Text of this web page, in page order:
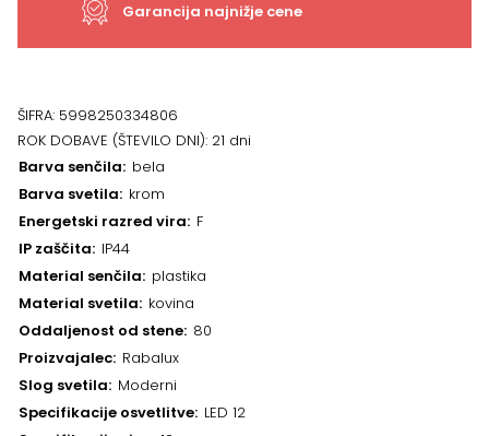
Garancija najnižje cene
ŠIFRA: 5998250334806
ROK DOBAVE (ŠTEVILO DNI): 21 dni
Barva senčila bela
Barva svetila krom
Energetski razred vira F
IP zaščita IP44
Material senčila plastika
Material svetila kovina
Oddaljenost od stene 80
Proizvajalec Rabalux
Slog svetila Moderni
Specifikacije osvetlitve LED 12